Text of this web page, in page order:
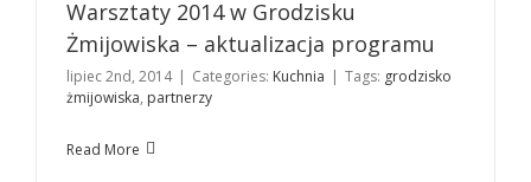
Warsztaty 2014 w Grodzisku
Żmijowiska – aktualizacja programu
lipiec 2nd, 2014 | Categories: Kuchnia | Tags: grodzisko
żmijowiska, partnerzy
Read More